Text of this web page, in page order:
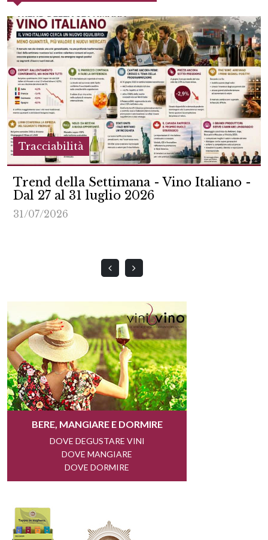
Tracciabilità
Trend della Settimana - Vino Italiano -
Dal 27 al 31 luglio 2026
31/07/2026